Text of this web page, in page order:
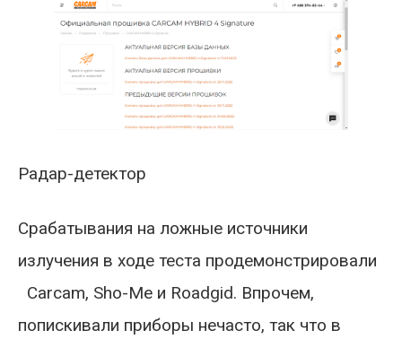
Радар-детектор
Срабатывания на ложные источники
излучения в ходе теста продемонстрировали
Carcam, Sho-Me и Roadgid. Впрочем,
попискивали приборы нечасто, так что в